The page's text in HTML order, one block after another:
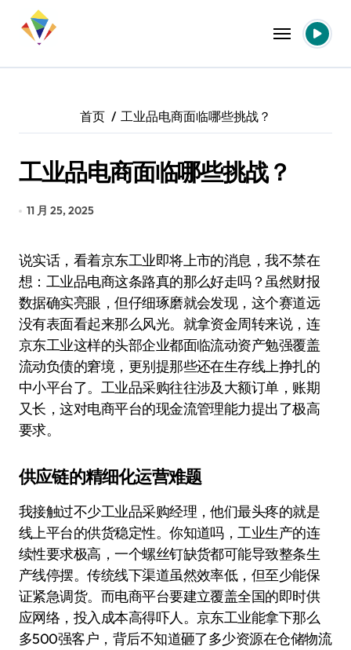
首页 工业品电商面临哪些挑战？
工业品电商面临哪些挑战？
11 月 25, 2025
说实话，看着京东工业即将上市的消息，我不禁在
想：工业品电商这条路真的那么好走吗？虽然财报
数据确实亮眼，但仔细琢磨就会发现，这个赛道远
没有表面看起来那么风光。就拿资金周转来说，连
京东工业这样的头部企业都面临流动资产勉强覆盖
流动负债的窘境，更别提那些还在生存线上挣扎的
中小平台了。工业品采购往往涉及大额订单，账期
又长，这对电商平台的现金流管理能力提出了极高
要求。
供应链的精细化运营难题
我接触过不少工业品采购经理，他们最头疼的就是
线上平台的供货稳定性。你知道吗，工业生产的连
续性要求极高，一个螺丝钉缺货都可能导致整条生
产线停摆。传统线下渠道虽然效率低，但至少能保
证紧急调货。而电商平台要建立覆盖全国的即时供
应网络，投入成本高得吓人。京东工业能拿下那么
多500强客户，背后不知道砸了多少资源在仓储物流